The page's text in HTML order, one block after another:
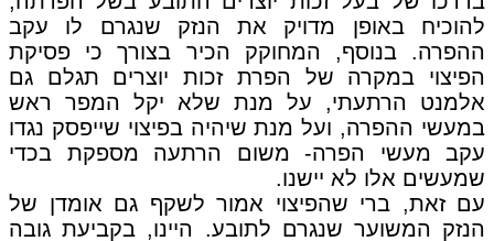
להוכיח באופן מדויק את הנזק שנגרם לו עקב
ההפרה. בנוסף, המחוקק הכיר בצורך כי פסיקת
הפיצוי במקרה של הפרת זכות יוצרים תגלם גם
אלמנט הרתעתי, על מנת שלא יקל המפר ראש
במעשי ההפרה, ועל מנת שיהיה בפיצוי שייפסק נגדו
עקב מעשי הפרה- משום הרתעה מספקת בכדי
שמעשים אלו לא יישנו.
עם זאת, ברי שהפיצוי אמור לשקף גם אומדן של
הנזק המשוער שנגרם לתובע. היינו, בקביעת גובה